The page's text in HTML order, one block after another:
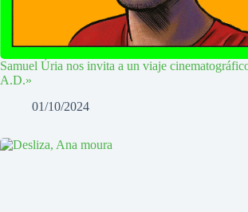
Samuel Úria nos invita a un viaje
A.D.»
01/10/2024